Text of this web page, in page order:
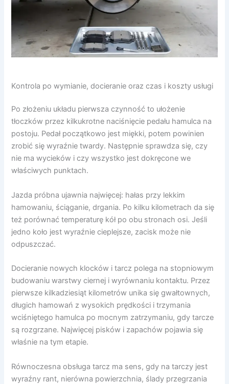
Kontrola po wymianie, docieranie oraz czas i koszty usługi
Po złożeniu układu pierwsza czynność to ułożenie
tłoczków przez kilkukrotne naciśnięcie pedału hamulca na
postoju. Pedał początkowo jest miękki, potem powinien
zrobić się wyraźnie twardy. Następnie sprawdza się, czy
nie ma wycieków i czy wszystko jest dokręcone we
właściwych punktach.
Jazda próbna ujawnia najwięcej: hałas przy lekkim
hamowaniu, ściąganie, drgania. Po kilku kilometrach da się
też porównać temperaturę kół po obu stronach osi. Jeśli
jedno koło jest wyraźnie cieplejsze, zacisk może nie
odpuszczać.
Docieranie nowych klocków i tarcz polega na stopniowym
budowaniu warstwy ciernej i wyrównaniu kontaktu. Przez
pierwsze kilkadziesiąt kilometrów unika się gwałtownych,
długich hamowań z wysokich prędkości i trzymania
wciśniętego hamulca po mocnym zatrzymaniu, gdy tarcze
są rozgrzane. Najwięcej pisków i zapachów pojawia się
właśnie na tym etapie.
Równoczesna obsługa tarcz ma sens, gdy na tarczy jest
wyraźny rant, nierówna powierzchnia, ślady przegrzania